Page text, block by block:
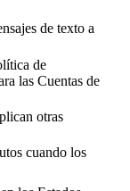
de texto a
de
las Cuentas de
otras
cuando los